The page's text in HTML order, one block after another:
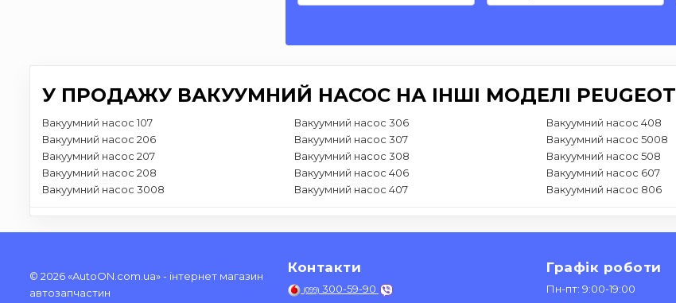
У ПРОДАЖУ ВАКУУМНИЙ НАСОС НА ІНШІ МОДЕЛІ PEUGEOT
Вакуумний насос 107
Вакуумний насос 206
Вакуумний насос 207
Вакуумний насос 208
Вакуумний насос 3008
Вакуумний насос 306
Вакуумний насос 307
Вакуумний насос 308
Вакуумний насос 406
Вакуумний насос 407
Вакуумний насос 408
Вакуумний насос 5008
Вакуумний насос 508
Вакуумний насос 607
Вакуумний насос 806
© 2026 «AutoON.com.ua» - інтернет магазин
автозапчастин
Контакти
(099) 300-59-90
Графік роботи
Пн-пт: 9:00-19:00